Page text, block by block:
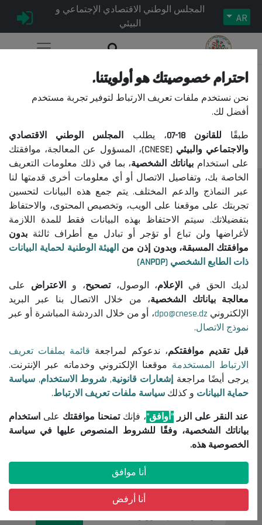
AR
المجلس الوطني الاقتصادي الإجتماعي و
البيئي
عذراً، لا يمكنكم الوصول إلى هذا
المجلس
حول المجلس
الرئيس
التنظيم
جميع المنشورات
معلومات مفيدة
إعلانات مناقصات واستشارات
إشعارات قانونية
شروط الاستخدام
سياسة حماية البيانات
سياسة ملفات تعريف الارتباط
تواصل معنا
(+213) 021 98 01 00|01|02
contact@cnese.dz
اقتراحات أو مبادرات
سجلوا و كونوا على اطلاع بآخر أخبار المجلس
التسجيل
احترام خصوصيتك هو أولويتنا.
نحن نستخدم ملفات تعريف الارتباط لتوفير تجربة مستخدم
أفضل لك.
طبقًا للقانون 18-07 ، يطلب المجلس الوطني الاقتصادي
والاجتماعي والبيئي (CNESE)
، المسؤول عن المعالجة، موافقتك
على استخدام بياناتك الشخصية، بما في ذلك معلومات التعريف
الخاصة بك، وتفاصيل الاتصال أو أي معلومات أخرى قدمتها لنا
عبر النماذج والدعم المختلف. يتم جمع هذه البيانات لتحسين
تجربتك على موقعنا على الويب، وتخصيص المحتوى، والاحتفاظ
بتفضيلاتك. سيتم الاحتفاظ بهذه البيانات فقط للمدة اللازمة
لأغراضها ولن تباع أو تؤجر أو تبادل مع أطراف ثالثة بدون
موافقتك المسبقة، وبدون إذن من الهيئة الوطنية لحماية البيانات
ذات الطابع الشخصي (ANPDP)
لديك الحق في الإعلام، الوصول،تصحيح، والاعتراض على
معالجة بياناتك الشخصية، من خلال الاتصال بنا عبر البريد
الإلكترونيdpo@cnese.dz، أو من خلال الدردشة المباشرة أو عبر
نموذج الاتصال.
قبل تقديم موافقتكم، ندعوكم لمراجعة قائمة بملفات تعريف
الارتباط المستخدمة موقعنا الإلكتروني وخدماته عبر الإنترنت.
يرجى أيضًا مراجعة إشعارات قانونية, شروط الاستخدام, سياسة
حماية البيانات و كذلك سياسة ملفات تعريف الارتباط.
عند النقر على الزر "أوافق"، فإنكتمنحنا موافقتك على استخدام
بياناتك الشخصية، وفقًا للشروط المنصوص عليها في سياسة
الخصوصية هذه.
أنا موافق
أنا أرفض